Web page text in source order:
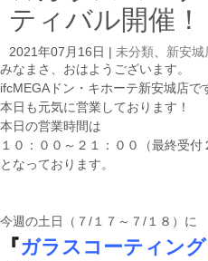
ティバル開催！
2021年07月16日 未分類 新安城
みなまさ、おはようございます。
ifcMEGAドン・キホーテ新安城店で
本日も元気に営業しております！
本日の営業時間は
１０：００～２１：００（最終受付
となっております。
今週の土日（７/１７～７/１８）に
『ガラスコーティン